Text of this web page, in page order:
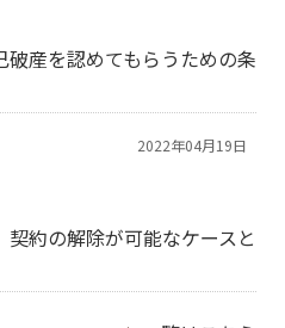
産を認めてもらうための条
2022年04月19日
約の解除が可能なケースと